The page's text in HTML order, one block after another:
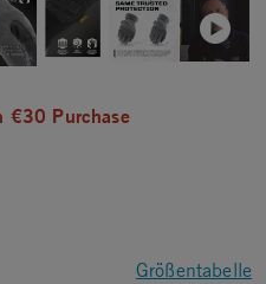
€30 Purchase
Größentabelle